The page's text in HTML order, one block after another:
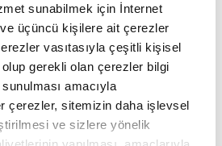
sunabilmek için İnternet
üçüncü kişilere ait çerezler
vasıtasıyla çeşitli kişisel
gerekli olan çerezler bilgi
amacıyla
çerezler, sitemizin daha işlevsel
ve sizlere yönelik
ÇİFTE